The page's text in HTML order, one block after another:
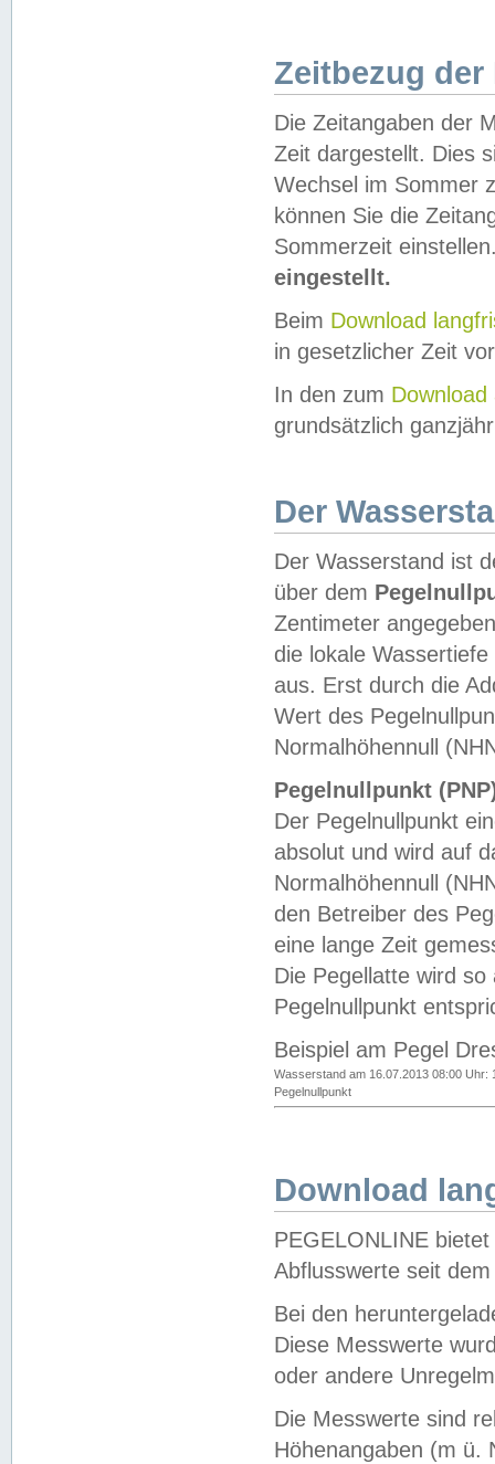
Zeitbezug der
Die Zeitangaben der
Zeit dargestellt. Dies
Wechsel im Sommer
können Sie die
Sommerzeit
eingestellt.
Beim Download
in gesetzlicher Zeit
In den zum Download
grundsätzlich
Der
Der Wasserstand ist
über dem
Zentimeter
die lokale
aus. Erst durch die
Wert des
Normalhöhennull
Pegelnullpunkt
Der Pegelnullpunkt
absolut und wird auf
Normalhöhennull
den Betreiber des
eine lange Zeit
Die Pegellatte wird
Pegelnullpunkt
Beispiel am Pegel
Wasserstand am 16.07.2013 08:00 Uhr:
Pegelnullpunkt
Download
PEGELONLINE
Abflusswerte seit
Bei den
Diese Messwerte
oder andere
Die Messwerte sind
Höhenangaben (m ü.